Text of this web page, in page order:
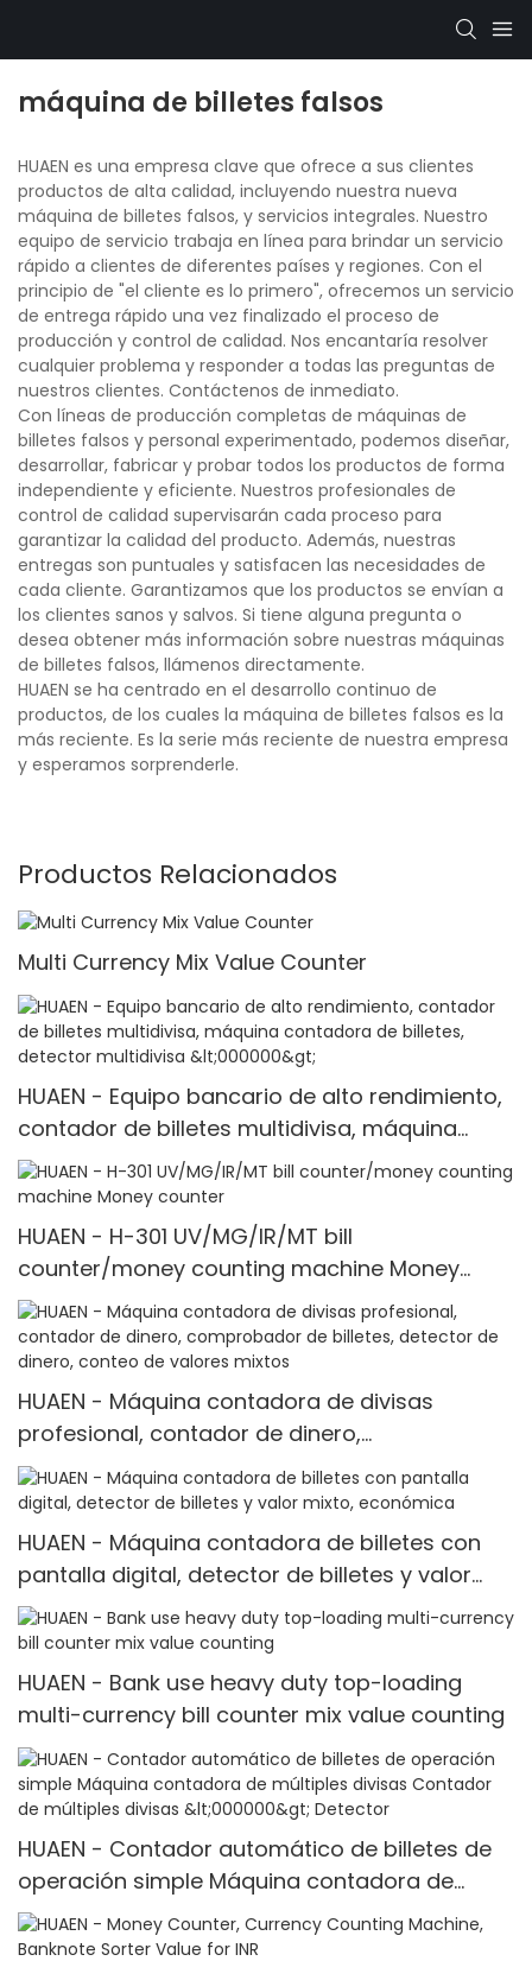
máquina de billetes falsos
HUAEN es una empresa clave que ofrece a sus clientes
productos de alta calidad, incluyendo nuestra nueva
máquina de billetes falsos, y servicios integrales. Nuestro
equipo de servicio trabaja en línea para brindar un servicio
rápido a clientes de diferentes países y regiones. Con el
principio de "el cliente es lo primero", ofrecemos un servicio
de entrega rápido una vez finalizado el proceso de
producción y control de calidad. Nos encantaría resolver
cualquier problema y responder a todas las preguntas de
nuestros clientes. Contáctenos de inmediato.
Con líneas de producción completas de máquinas de
billetes falsos y personal experimentado, podemos diseñar,
desarrollar, fabricar y probar todos los productos de forma
independiente y eficiente. Nuestros profesionales de
control de calidad supervisarán cada proceso para
garantizar la calidad del producto. Además, nuestras
entregas son puntuales y satisfacen las necesidades de
cada cliente. Garantizamos que los productos se envían a
los clientes sanos y salvos. Si tiene alguna pregunta o
desea obtener más información sobre nuestras máquinas
de billetes falsos, llámenos directamente.
HUAEN se ha centrado en el desarrollo continuo de
productos, de los cuales la máquina de billetes falsos es la
más reciente. Es la serie más reciente de nuestra empresa
y esperamos sorprenderle.
Productos Relacionados
Multi Currency Mix Value Counter
HUAEN - Equipo bancario de alto rendimiento,
contador de billetes multidivisa, máquina
contadora de billetes, detector multidivisa
<000000>
HUAEN - H-301 UV/MG/IR/MT bill
counter/money counting machine Money
counter
HUAEN - Máquina contadora de divisas
profesional, contador de dinero,
comprobador de billetes, detector de dinero,
conteo de valores mixtos
HUAEN - Máquina contadora de billetes con
pantalla digital, detector de billetes y valor
mixto, económica
HUAEN - Bank use heavy duty top-loading
multi-currency bill counter mix value counting
HUAEN - Contador automático de billetes de
operación simple Máquina contadora de
múltiples divisas Contador de múltiples
divisas <000000> Detector